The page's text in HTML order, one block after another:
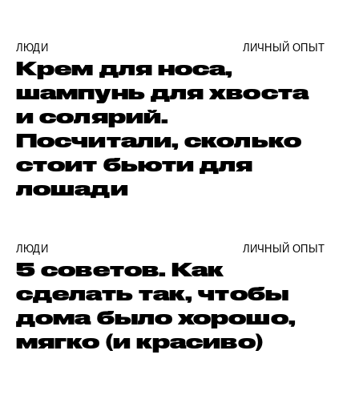
ЛЮДИ ЛИЧНЫЙ ОПЫТ
Крем для носа,
шампунь для хвоста
и солярий.
Посчитали, сколько
стоит бьюти для
лошади
ЛЮДИ ЛИЧНЫЙ ОПЫТ
5 советов. Как
сделать так, чтобы
дома было хорошо,
мягко (и красиво)